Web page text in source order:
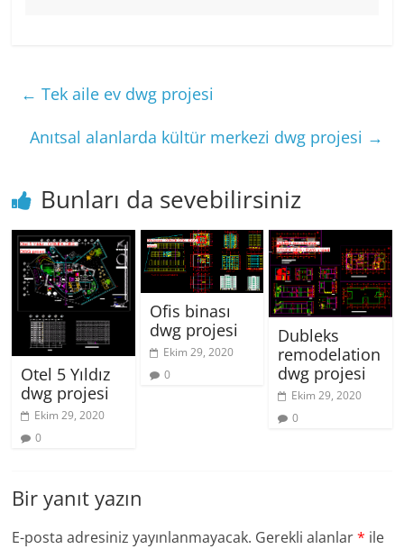
← Tek aile ev dwg projesi
Anıtsal alanlarda kültür merkezi dwg projesi →
Bunları da sevebilirsiniz
Otel 5 Yıldız
dwg projesi
Ekim 29, 2020
0
Ofis binası
dwg projesi
Ekim 29, 2020
0
Dubleks
remodelation
dwg projesi
Ekim 29, 2020
0
Bir yanıt yazın
E-posta adresiniz yayınlanmayacak. Gerekli alanlar* ile